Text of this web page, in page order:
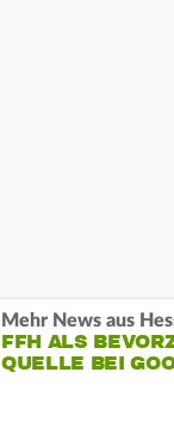
Mehr News aus
FFH ALS
QUELLE BEI